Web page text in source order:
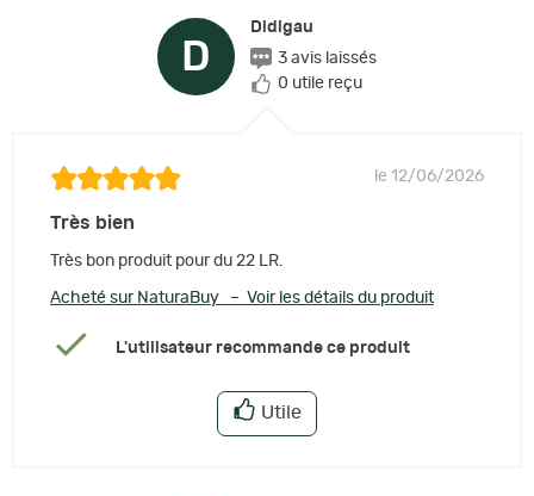
D
Didigau
3 avis laissés
0 utile reçu
le 12/06/2026
Très bien
Très bon produit pour du 22 LR.
Acheté sur NaturaBuy – Voir les détails du produit
L'utilisateur recommande ce produit
Utile